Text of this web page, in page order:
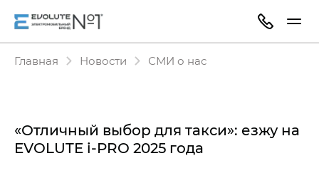
Главная Новости СМИ о нас
«Отличный выбор для такси»: езжу на
EVOLUTE i⁠-⁠PRO​ 2025 года